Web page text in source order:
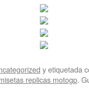
y etiquetada
replicas motogp.